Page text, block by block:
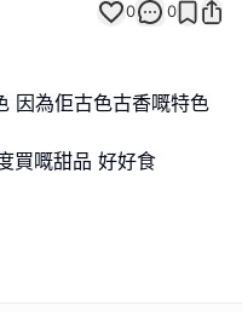
0 0
因為佢古色古香嘅特色